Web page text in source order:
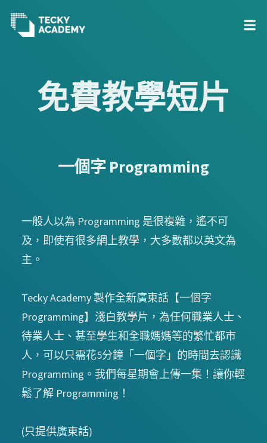
免費教學短片
一個字 Programming
一般人以為 Programming 是很複雜，遙不可
及，即使有很多網上教學，大多數都以英文為
主。
Tecky Academy 製作全新廣東話【一個字
Programming】淺白教學片，為任何職業人士、
待業人士、甚至學生和全職媽媽等的繁忙都市
人，可以只需花5分鐘「一個字」的時間去認識
Programming。我們每星期會上傳一集！讓你輕
鬆了解 Programming！
(只提供廣東話)